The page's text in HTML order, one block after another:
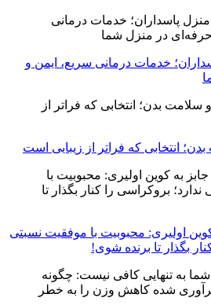
خدمات درمانی سریع، ایمن و
انتخابی که فراتر از زیبایی است
اولیری: محبوبیت با موفقیت نسبتی
بگذار تا برنده شوی!